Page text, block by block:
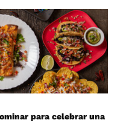
para celebrar una